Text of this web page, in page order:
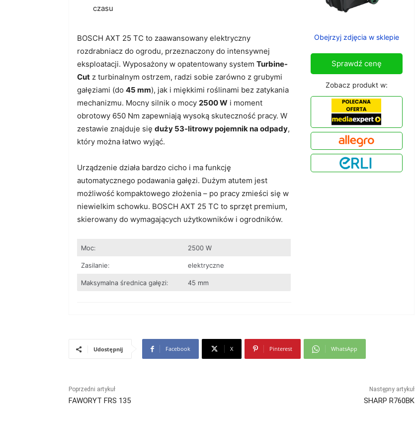
BOSCH AXT 25 TC to zaawansowany elektryczny
rozdrabniacz do ogrodu, przeznaczony do intensywnej
eksploatacji. Wyposażony w opatentowany system Turbine-
Cut z turbinalnym ostrzem, radzi sobie zarówno z grubymi
gałęziami (do 45 mm), jak i miękkimi roślinami bez zatykania
mechanizmu. Mocny silnik o mocy 2500 W i moment
obrotowy 650 Nm zapewniają wysoką skuteczność pracy. W
zestawie znajduje się duży 53-litrowy pojemnik na odpady,
który można łatwo wyjąć.
Urządzenie działa bardzo cicho i ma funkcję
automatycznego podawania gałęzi. Dużym atutem jest
możliwość kompaktowego złożenia – po pracy zmieści się w
niewielkim schowku. BOSCH AXT 25 TC to sprzęt premium,
skierowany do wymagających użytkowników i ogrodników.
Moc: 2500 W
Zasilanie: elektryczne
Maksymalna średnica gałęzi: 45 mm
czasu
Obejrzyj zdjęcia w sklepie
Sprawdź cenę
Zobacz produkt w:
Udostępnij Facebook X Pinterest WhatsApp
Poprzedni artykuł
FAWORYT FRS 135
Następny artykuł
SHARP R760BK